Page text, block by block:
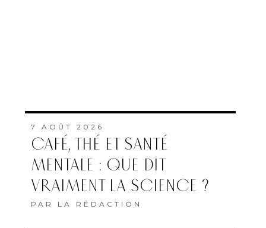
7 AOÛT 2026
CAFÉ, THÉ ET SANTÉ
MENTALE : QUE DIT
VRAIMENT LA SCIENCE ?
PAR LA RÉDACTION